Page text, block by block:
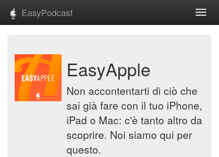
EasyPodcast
EasyApple
Non accontentarti di ciò che
sai già fare con il tuo iPhone,
iPad o Mac: c'è tanto altro da
scoprire. Noi siamo qui per
questo.